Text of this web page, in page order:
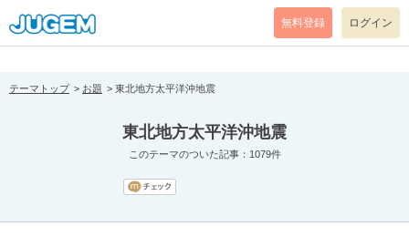
[pear_error: message="Success" code=0 mode=return level=notice
prefix="" info=""]
無料登録 ログイン
テーマトップ お題 東北地方太平洋沖地震
東北地方太平洋沖地震
このテーマのついた記事：1079件